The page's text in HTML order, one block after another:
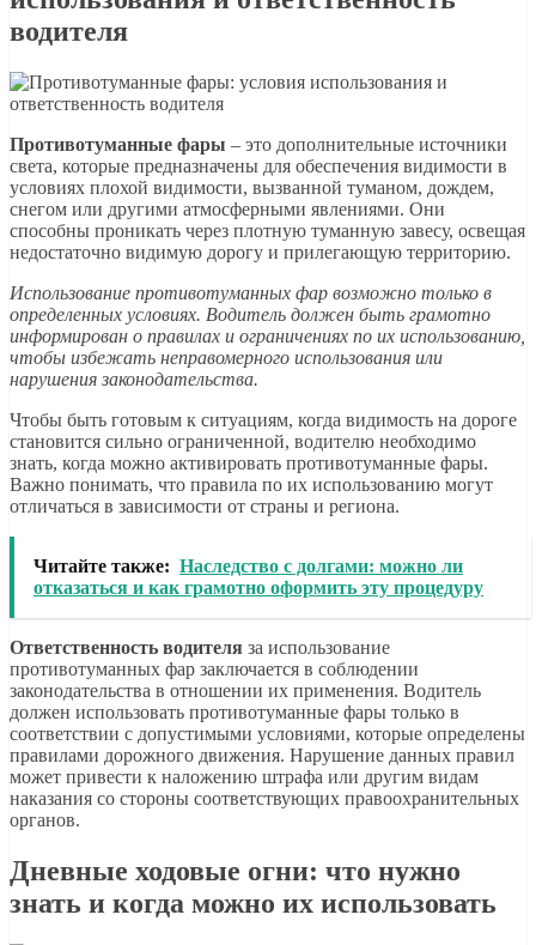
водителя
Противотуманные фары – это дополнительные источники
света, которые предназначены для обеспечения видимости в
условиях плохой видимости, вызванной туманом, дождем,
снегом или другими атмосферными явлениями. Они
способны проникать через плотную туманную завесу, освещая
недостаточно видимую дорогу и прилегающую территорию.
Использование противотуманных фар возможно только в
определенных условиях. Водитель должен быть грамотно
информирован о правилах и ограничениях по их использованию,
чтобы избежать неправомерного использования или
нарушения законодательства.
Чтобы быть готовым к ситуациям, когда видимость на дороге
становится сильно ограниченной, водителю необходимо
знать, когда можно активировать противотуманные фары.
Важно понимать, что правила по их использованию могут
отличаться в зависимости от страны и региона.
Читайте также: Наследство с долгами: можно ли
отказаться и как грамотно оформить эту процедуру
Ответственность водителя за использование
противотуманных фар заключается в соблюдении
законодательства в отношении их применения. Водитель
должен использовать противотуманные фары только в
соответствии с допустимыми условиями, которые определены
правилами дорожного движения. Нарушение данных правил
может привести к наложению штрафа или другим видам
наказания со стороны соответствующих правоохранительных
органов.
Дневные ходовые огни: что нужно
знать и когда можно их использовать